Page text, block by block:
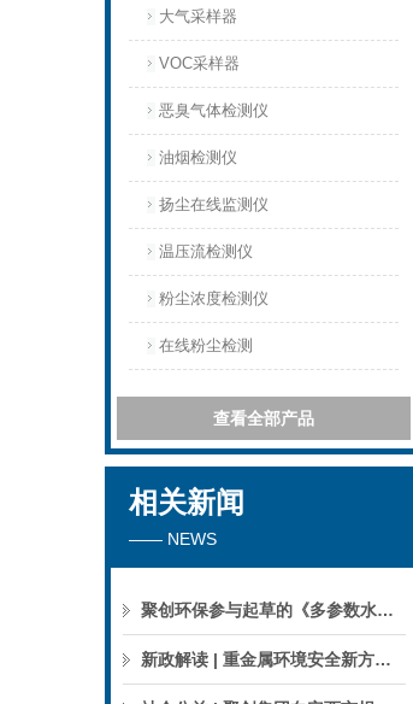
大气采样器
VOC采样器
恶臭气体检测仪
油烟检测仪
扬尘在线监测仪
温压流检测仪
粉尘浓度检测仪
在线粉尘检测
查看全部产品
相关新闻
—— NEWS
聚创环保参与起草的《多参数水质分析仪》团标正式公布，促进国产仪器创新升级
新政解读 | 重金属环境安全新方案来了，聚焦5省21市！